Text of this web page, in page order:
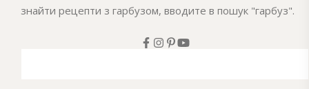
знайти рецепти з гарбузом, вводите в пошук "гарбуз".